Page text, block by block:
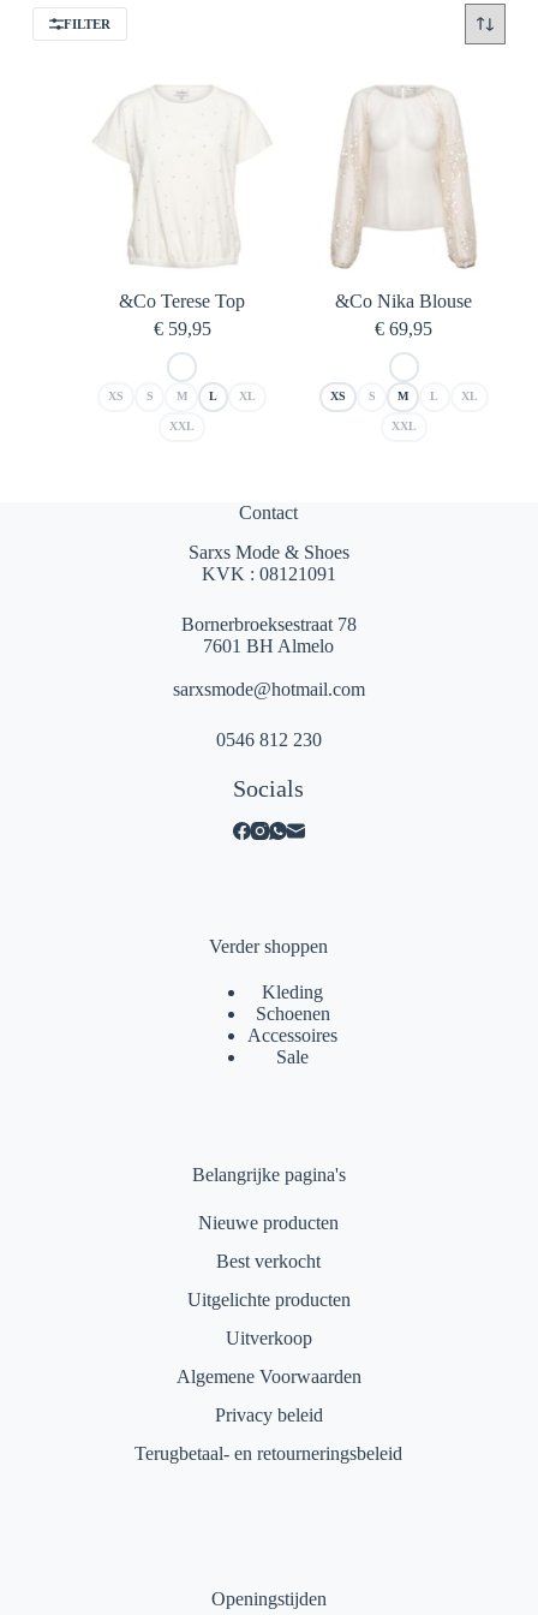
FILTER
&Co Terese Top
€59,95
XS S M L XL
XXL
&Co Nika Blouse
€ 69,95
XS S M L XL
XXL
Contact
Sarxs Mode & Shoes
KVK : 08121091
Bornerbroeksestraat 78
7601 BH Almelo
sarxsmode@hotmail.com
0546 812 230
Socials
Verder shoppen
Kleding
Schoenen
Accessoires
Sale
Belangrijke pagina's
Nieuwe producten
Best verkocht
Uitgelichte producten
Uitverkoop
Algemene Voorwaarden
Privacy beleid
Terugbetaal- en retourneringsbeleid
Openingstijden